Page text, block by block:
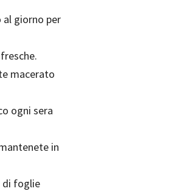
al giorno per
macerato
ogni sera
in
di foglie